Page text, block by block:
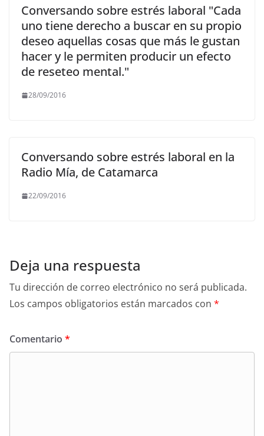
Conversando sobre estrés laboral "Cada
uno tiene derecho a buscar en su propio
deseo aquellas cosas que más le gustan
hacer y le permiten producir un efecto
de reseteo mental."
28/09/2016
Conversando sobre estrés laboral en la
Radio Mía, de Catamarca
22/09/2016
Deja una respuesta
Tu dirección de correo electrónico no será publicada.
Los campos obligatorios están marcados con *
Comentario *